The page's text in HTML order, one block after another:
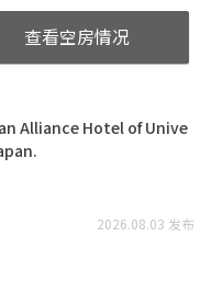
查看空房情况
Alliance Hotel of Unive
2026.08.03 发布